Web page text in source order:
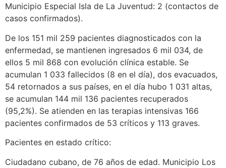
Municipio Especial Isla de La Juventud: 2 (contactos de
casos confirmados).
De los 151 mil 259 pacientes diagnosticados con la
enfermedad, se mantienen ingresados 6 mil 034, de
ellos 5 mil 868 con evolución clínica estable. Se
acumulan 1 033 fallecidos (8 en el día), dos evacuados,
54 retornados a sus países, en el día hubo 1 031 altas,
se acumulan 144 mil 136 pacientes recuperados
(95,2%). Se atienden en las terapias intensivas 166
pacientes confirmados de 53 críticos y 113 graves.
Pacientes en estado crítico:
Ciudadano cubano, de 76 años de edad. Municipio Los